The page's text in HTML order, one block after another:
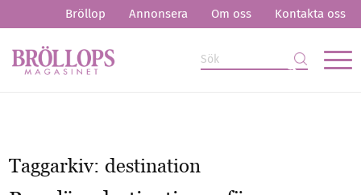
Bröllop Annonsera Om oss Kontakta oss
Taggarkiv:destination